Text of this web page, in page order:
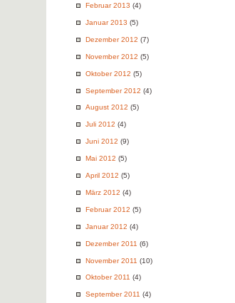
Februar 2013 (4)
Januar 2013 (5)
Dezember 2012 (7)
November 2012 (5)
Oktober 2012 (5)
September 2012 (4)
August 2012 (5)
Juli 2012 (4)
Juni 2012 (9)
Mai 2012 (5)
April 2012 (5)
März 2012 (4)
Februar 2012 (5)
Januar 2012 (4)
Dezember 2011 (6)
November 2011 (10)
Oktober 2011 (4)
September 2011 (4)